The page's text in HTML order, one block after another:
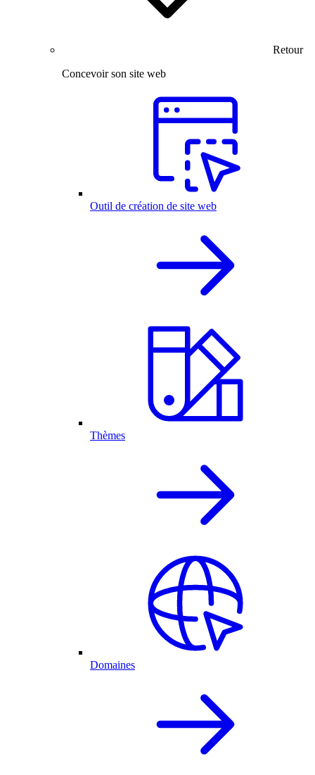
Retour
Concevoir son site web
Outil de création de site web
Thèmes
Domaines